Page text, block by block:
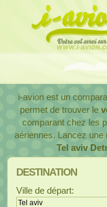
i-avion est un
permet de trouver le
comparant chez les
aériennes. Lancez
Tel aviv
Ville de départ: